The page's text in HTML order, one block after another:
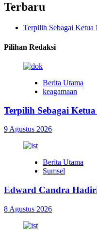
Terbaru
Terpilih Sebagai
Pilihan Redaksi
Berita Utama
keagamaan
Terpilih Sebagai
9 Agustus 2026
Berita Utama
Sumsel
Edward Candra
8 Agustus 2026